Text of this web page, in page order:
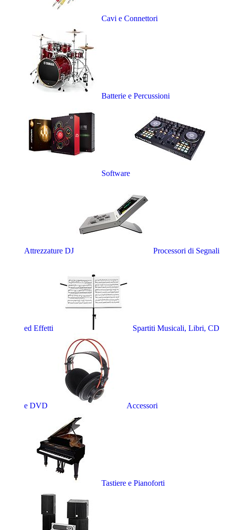
Cavi e Connettori
Batterie e Percussioni
Software
Attrezzature DJ Processori di Segnali
ed Effetti Spartiti Musicali, Libri, CD
e DVD Accessori
Tastiere e Pianoforti